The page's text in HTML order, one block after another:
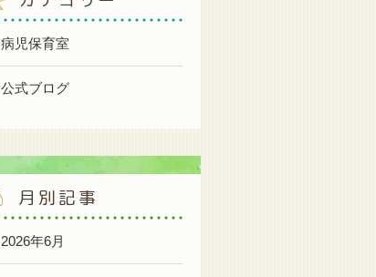
病児保育室
公式ブログ
月別記事
2026年6月